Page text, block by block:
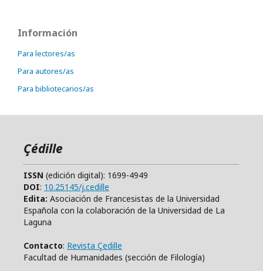
Información
Para lectores/as
Para autores/as
Para bibliotecarios/as
Çédille
ISSN (edición digital): 1699-4949
DOI: 10.25145/j.cedille
Edita: Asociación de Francesistas de la Universidad
Española con la colaboración de la Universidad de La
Laguna
Contacto: Revista Çedille
Facultad de Humanidades (sección de Filología)